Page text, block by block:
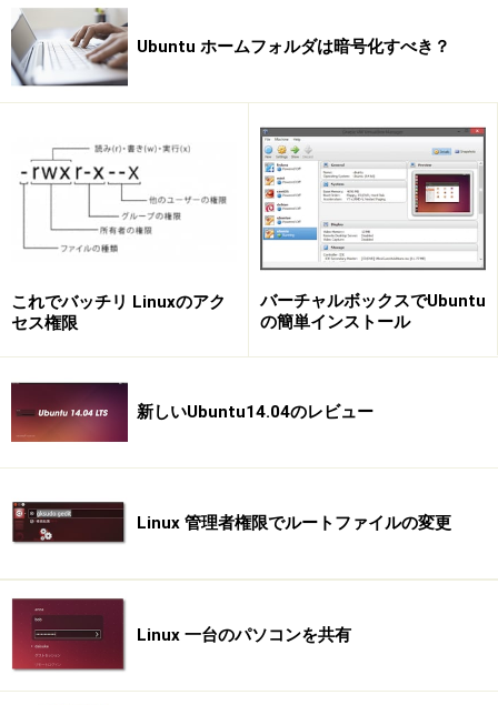
らソフトウェアをインストールするときなどシステムに
変更を加えるときは必ずパスワードの入力が必要です。
パスワードを入力しない限り、知らないうちに見覚えの
ないソフトウェアがインストールされるということもあ
パスワードの入力
パスワードを入力すると自動的にインストールが始まり
ます。インストールが終わると緑のチェックマークが付
き、無事インストールされたことを知らせてくれます。
また、デスクトップ左側のランチャーにアイコンが追加
GPartedのインストール完了
※記事内容は執筆時点のものです。最新の内容をご確認くださ
い。
※OSやアプリ、ソフトのバージョンによっては画面表示、操作方
法が異なる可能性があります。
Ubuntu ホームフォルダは暗号化すべき？
これでバッチリ Linuxのアク
セス権限
バーチャルボックスでUbuntu
の簡単インストール
新しいUbuntu14.04のレビュー
Linux 管理者権限でルートファイルの変更
Linux 一台のパソコンを共有